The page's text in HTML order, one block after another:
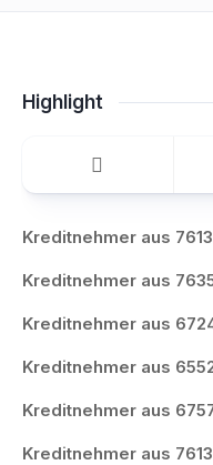
Highlight
Kreditnehmer aus
Kreditnehmer aus
Kreditnehmer aus
Kreditnehmer aus
Kreditnehmer aus
Kreditnehmer aus